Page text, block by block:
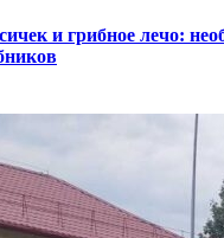
и грибное лечо: